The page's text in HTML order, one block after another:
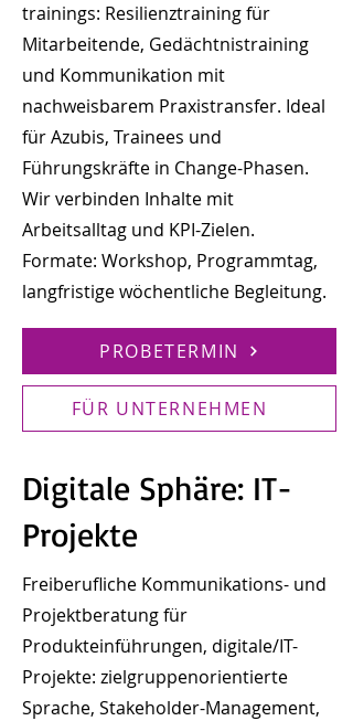
trainings: Resilienztraining für
Mitarbeitende, Gedächtnistraining
und Kommunikation mit
nachweisbarem Praxistransfer. Ideal
für Azubis, Trainees und
Führungskräfte in Change-Phasen.
Wir verbinden Inhalte mit
Arbeitsalltag und KPI-Zielen.
Formate: Workshop, Programmtag,
langfristige wöchentliche Begleitung.
PROBETERMIN
FÜR UNTERNEHMEN
Digitale Sphäre: IT-
Projekte
Freiberufliche Kommunikations- und
Projektberatung für
Produkteinführungen, digitale/IT-
Projekte: zielgruppenorientierte
Sprache, Stakeholder-Management,